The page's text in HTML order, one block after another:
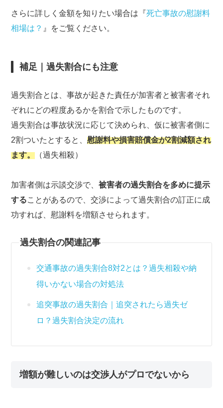
さらに詳しく金額を知りたい場合は『死亡事故の慰謝料
相場は？ 』をご覧ください。
補足｜過失割合にも注意
過失割合とは、事故が起きた責任が加害者と被害者それ
ぞれにどの程度あるかを割合で示したものです。
過失割合は事故状況に応じて決められ、仮に被害者側に
2割ついたとすると、慰謝料や損害賠償金が2割減額され
ます。 （過失相殺）
加害者側は示談交渉で、被害者の過失割合を多めに提示
することがあるので、交渉によって過失割合の訂正に成
功すれば、慰謝料を増額させられます。
過失割合の関連記事
交通事故の過失割合8対2とは？過失相殺や納
得いかない場合の対処法
追突事故の過失割合｜追突されたら過失ゼ
ロ？過失割合決定の流れ
増額が難しいのは交渉人がプロでないから